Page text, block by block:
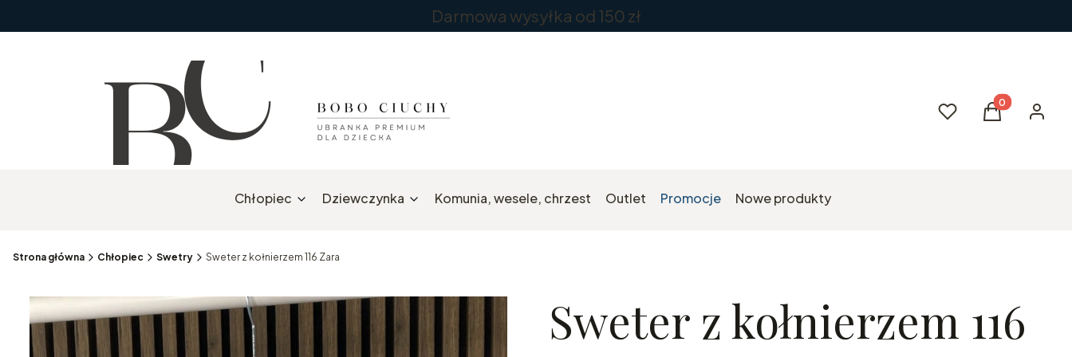
Darmowa wysyłka od 150 zł
UlubioneProdukty w
Koszyk
Chłopiec Dziewczynka Komunia, wesele, chrzest Outlet Promocje Nowe produkty
Strona główna Chłopiec Swetry Sweter z kołnierzem 116 Zara
Sweter z kołnierzem 116